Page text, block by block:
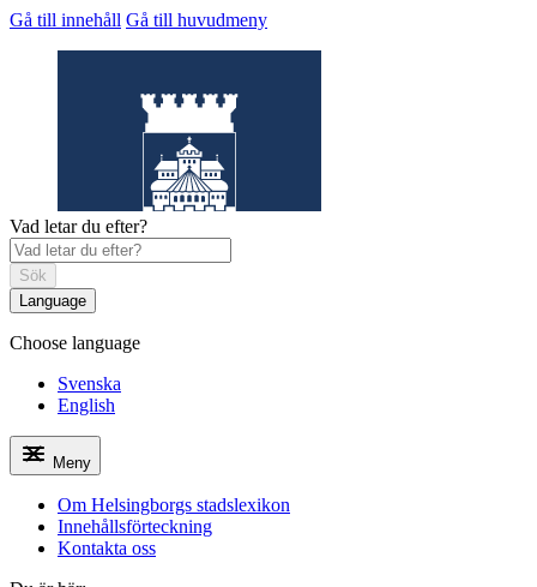
Gå till innehåll Gå till huvudmeny
Helsingborgs stadslexikon
Vad letar du efter?
Sök
Language
Choose language
Svenska
English
Meny
Om Helsingborgs stadslexikon
Innehållsförteckning
Kontakta oss